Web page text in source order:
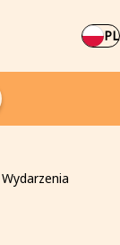
PL
Wydarzenia